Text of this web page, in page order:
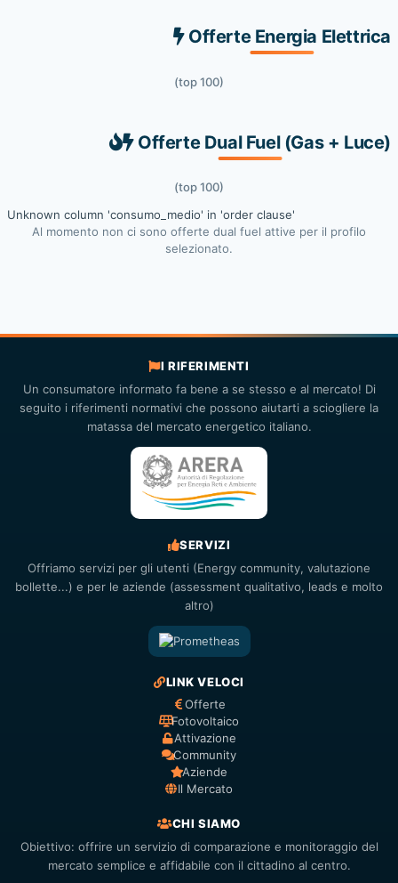
Offerte Energia Elettrica
(top 100)
Offerte Dual Fuel (Gas + Luce)
(top 100)
Unknown column 'consumo_medio' in 'order clause'
Al momento non ci sono offerte dual fuel attive per il profilo
selezionato.
I RIFERIMENTI
Un consumatore informato fa bene a se stesso e al mercato! Di
seguito i riferimenti normativi che possono aiutarti a sciogliere la
matassa del mercato energetico italiano.
SERVIZI
Offriamo servizi per gli utenti (Energy community, valutazione
bollette...) e per le aziende (assessment qualitativo, leads e molto
altro)
LINK VELOCI
Offerte
Fotovoltaico
Attivazione
Community
Aziende
Il Mercato
CHI SIAMO
Obiettivo: offrire un servizio di comparazione e monitoraggio del
mercato semplice e affidabile con il cittadino al centro.